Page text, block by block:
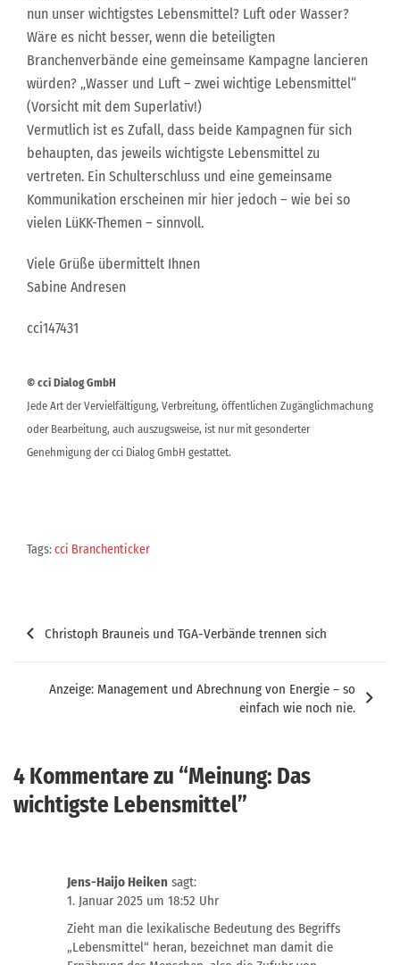
nun unser wichtigstes Lebensmittel? Luft oder Wasser?
Wäre es nicht besser, wenn die beteiligten
Branchenverbände eine gemeinsame Kampagne lancieren
würden? „Wasser und Luft – zwei wichtige Lebensmittel“
(Vorsicht mit dem Superlativ!)
Vermutlich ist es Zufall, dass beide Kampagnen für sich
behaupten, das jeweils wichtigste Lebensmittel zu
vertreten. Ein Schulterschluss und eine gemeinsame
Kommunikation erscheinen mir hier jedoch – wie bei so
vielen LüKK-Themen – sinnvoll.
Viele Grüße übermittelt Ihnen
Sabine Andresen
cci147431
© cci Dialog GmbH
Jede Art der Vervielfältigung, Verbreitung, öffentlichen Zugänglichmachung
oder Bearbeitung, auch auszugsweise, ist nur mit gesonderter
Genehmigung der cci Dialog GmbH gestattet.
Tags:cci Branchenticker
Beitragsnavigation
Christoph Brauneis und TGA-Verbände trennen sich
Anzeige: Management und Abrechnung von Energie – so
einfach wie noch nie.
4 Kommentare zu “Meinung: Das
wichtigste Lebensmittel”
Jens-Haijo Heiken sagt:
1. Januar 2025 um 18:52 Uhr
Zieht man die lexikalische Bedeutung des Begriffs
„Lebensmittel“ heran, bezeichnet man damit die